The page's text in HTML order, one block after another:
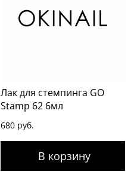
Лак для стемпинга GO
Stamp 62 6мл
680 руб.